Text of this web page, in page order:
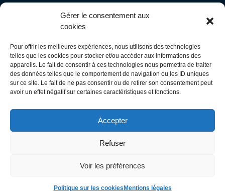
Gérer le consentement aux
cookies
Pour offrir les meilleures expériences, nous utilisons des technologies
telles que les cookies pour stocker et/ou accéder aux informations des
appareils. Le fait de consentir à ces technologies nous permettra de traiter
des données telles que le comportement de navigation ou les ID uniques
sur ce site. Le fait de ne pas consentir ou de retirer son consentement peut
avoir un effet négatif sur certaines caractéristiques et fonctions.
Accepter
Refuser
Voir les préférences
Politique sur les cookies Mentions légales
Renseignements admissions :
Secrétariat de direction de site :
direction.fguyon@chu-reunion.fr
CHU de La Réunion sites Sud (Saint-Pierre
- St Joseph - Le Tampon - St Louis - Cilaos)
Avenue François Mitterrand
BP 350
Secrétariat de direction des sites :